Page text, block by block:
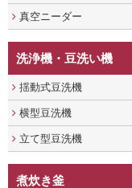
真空ニーダー
洗浄機・豆洗い機
揺動式豆洗機
横型豆洗機
立て型豆洗機
煮炊き釜